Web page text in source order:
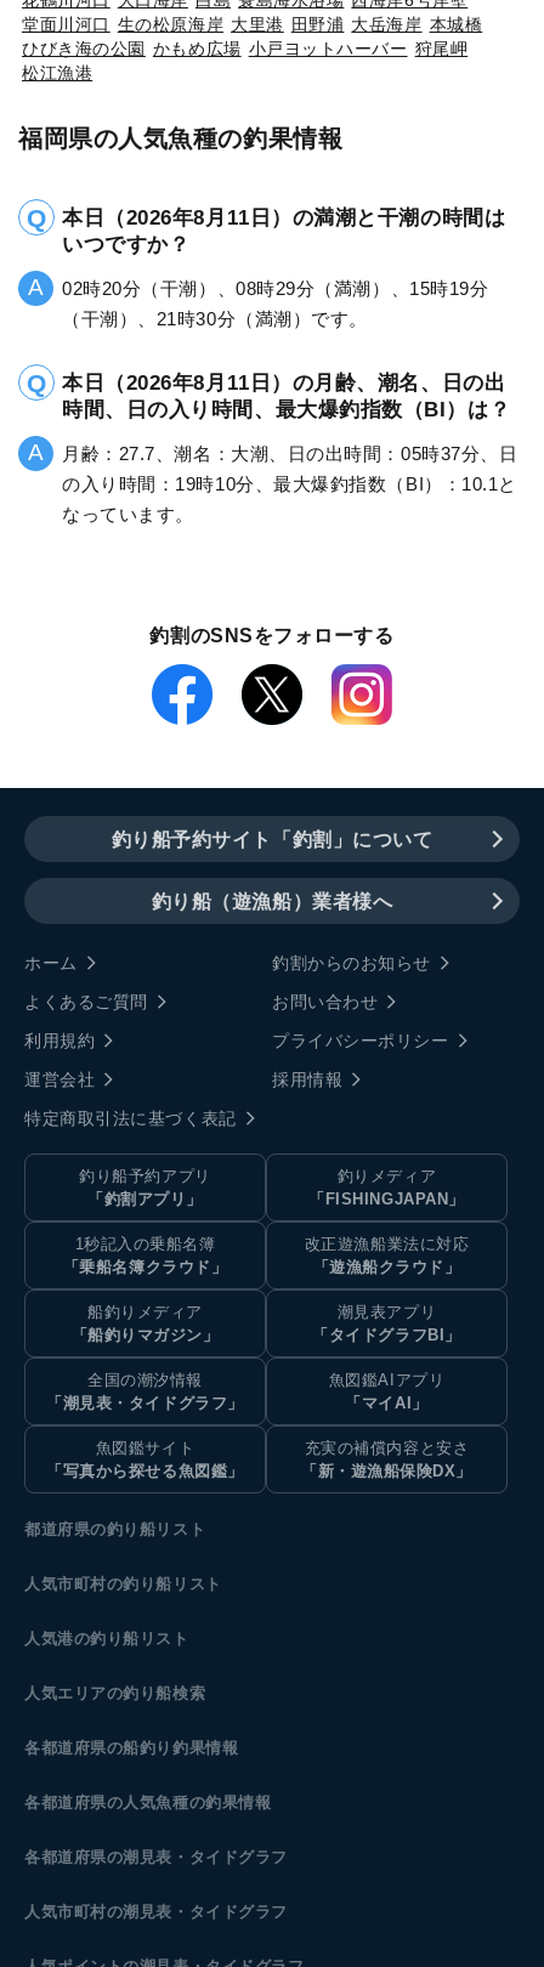
堂面川河口 生の松原海岸 大里港 田野浦 大岳海岸 本城橋
ひびき海の公園 かもめ広場 小戸ヨットハーバー 狩尾岬
松江漁港
福岡県の人気魚種の釣果情報
本日（2026年8月11日）の満潮と干潮の時間は
いつですか？
02時20分（干潮）、08時29分（満潮）、15時19分
（干潮）、21時30分（満潮）です。
本日（2026年8月11日）の月齢、潮名、日の出
時間、日の入り時間、最大爆釣指数（BI）は？
月齢：27.7、潮名：大潮、日の出時間：05時37分、日
の入り時間：19時10分、最大爆釣指数（BI）：10.1と
なっています。
釣割のSNSをフォローする
釣り船予約サイト「釣割」について
釣り船（遊漁船）業者様へ
ホーム
釣割からのお知らせ
よくあるご質問
お問い合わせ
利用規約
プライバシーポリシー
運営会社
採用情報
特定商取引法に基づく表記
釣り船予約アプリ
「釣割アプリ」
釣りメディア
「FISHINGJAPAN」
1秒記入の乗船名簿
「乗船名簿クラウド」
改正遊漁船業法に対応
「遊漁船クラウド」
船釣りメディア
「船釣りマガジン」
潮見表アプリ
「タイドグラフBI」
全国の潮汐情報
「潮見表・タイドグラフ」
魚図鑑AIアプリ
「マイAI」
魚図鑑サイト
「写真から探せる魚図鑑」
充実の補償内容と安さ
「新・遊漁船保険DX」
都道府県の釣り船リスト
人気市町村の釣り船リスト
人気港の釣り船リスト
人気エリアの釣り船検索
各都道府県の船釣り釣果情報
各都道府県の人気魚種の釣果情報
各都道府県の潮見表 ・タイドグラフ
人気市町村の潮見表・タイドグラフ